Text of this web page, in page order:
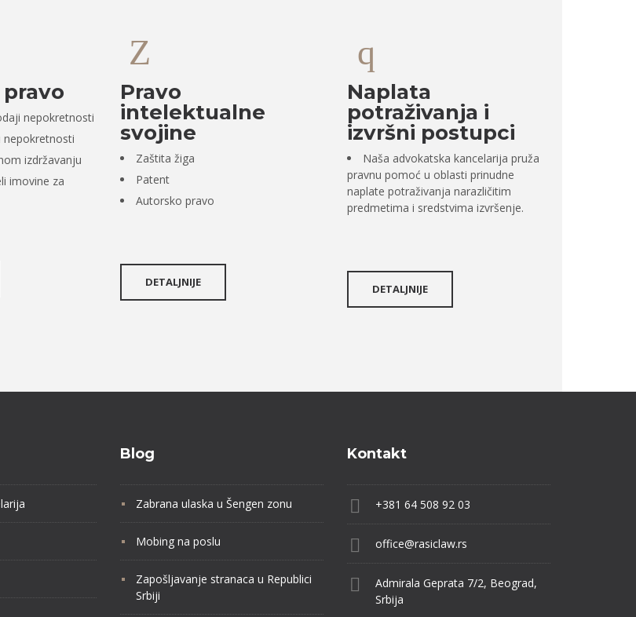
nepokretnosti
izdržavanju
imovine za
Pravo
intelektualne
svojine
Zaštita žiga
Patent
Autorsko pravo
DETALJNIJE
Naplata
potraživanja i
izvršni postupci
Naša advokatska kancelarija pruža
pravnu pomoć u oblasti prinudne
naplate potraživanja narazličitim
predmetima i sredstvima izvršenje.
DETALJNIJE
Blog
Zabrana ulaska u Šengen zonu
Mobing na poslu
Zapošljavanje stranaca u Republici
Srbiji
Kontakt
+381 64 508 92 03
office@rasiclaw.rs
Admirala Geprata 7/2, Beograd,
Srbija